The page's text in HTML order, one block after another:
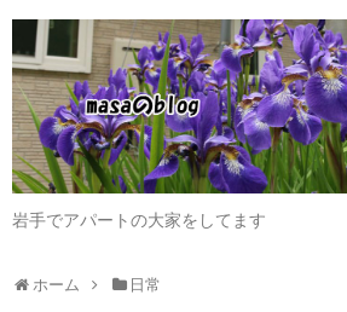
岩手でアパートの大家をしてます
ホーム 日常